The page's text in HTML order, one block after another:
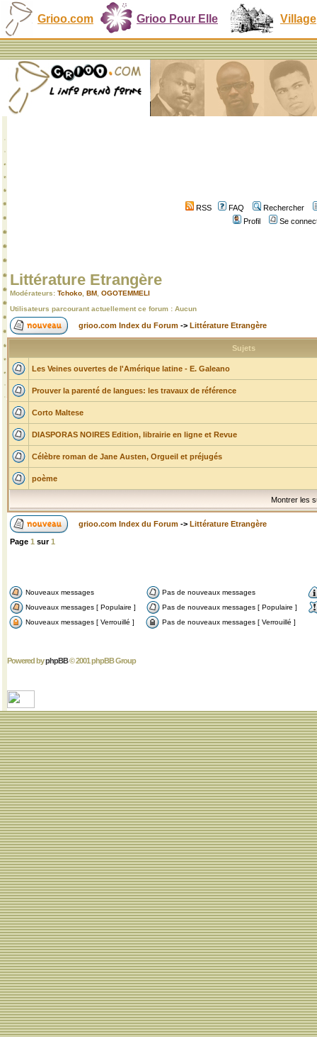
Grioo.com Grioo Pour Elle Village
RSS FAQ
Rechercher
Profil
Se
Littérature Etrangère
Modérateurs: Tchoko BM OGOTEMMELI
Utilisateurs parcourant actuellement ce forum : Aucun
grioo.com Index du Forum -> Littérature Etrangère
Sujets
Les Veines ouvertes de l'Amérique latine - E. Galeano
Prouver la parenté de langues: les travaux de référence
Corto Maltese
DIASPORAS NOIRES Edition, librairie en ligne et Revue
Célèbre roman de Jane Austen, Orgueil et préjugés
poème
Montrer les
grioo.com Index du Forum -> Littérature Etrangère
Page 1 sur1
Nouveaux messages
Pas de nouveaux messages
Nouveaux messages [ Populaire ]
Pas de nouveaux messages [ Populaire ]
Nouveaux messages [ Verrouillé ]
Pas de nouveaux messages [ Verrouillé ]
Powered byphpBB© 2001 phpBB Group